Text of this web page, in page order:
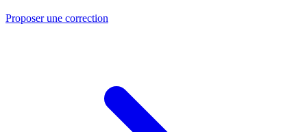
Proposer une correction